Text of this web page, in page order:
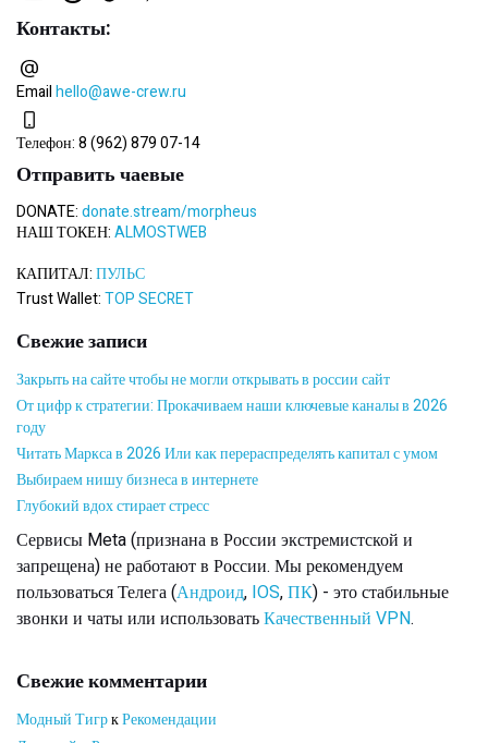
Контакты:
Emailhello@awe-crew.ru
Телефон:8 (962) 879 07-14
Отправить чаевые
DONATE:donate.stream/morpheus
НАШ ТОКЕН:ALMOSTWEB
КАПИТАЛ:ПУЛЬС
Trust Wallet:TOP SECRET
Свежие записи
Закрыть на сайте чтобы не могли открывать в россии сайт
От цифр к стратегии: Прокачиваем наши ключевые каналы в 2026
году
Читать Маркса в 2026 Или как перераспределять капитал с умом
Выбираем нишу бизнеса в интернете
Глубокий вдох стирает стресс
Сервисы Meta (признана в России экстремистской и
запрещена) не работают в России. Мы рекомендуем
пользоваться Телега (Андроид, IOS,ПК) - это стабильные
звонки и чаты или использоватьКачественный VPN.
Свежие комментарии
Модный ТигркРекомендации